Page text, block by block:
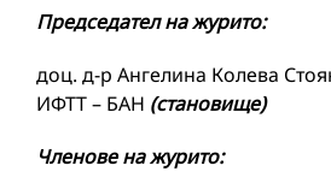
Председател на журито:
доц. д-р Ангелина Колева
ИФТТ – БАН (становище)
Членове на журито: